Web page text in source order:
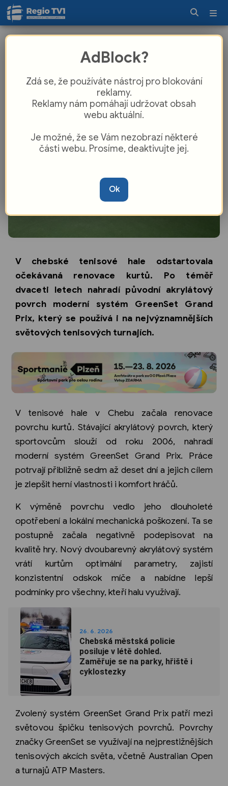
Kurty získají povrch využívaný na
V chebské tenisové hale odstartovala
očekávaná renovace kurtů. Po téměř
dvaceti letech nahradí původní akrylátový
povrch moderní systém GreenSet Grand
Prix, který se používá i na nejvýznamnějších
světových tenisových turnajích.
V tenisové hale v Chebu začala renovace
povrchu kurtů. Stávající akrylátový povrch, který
sportovcům slouží od roku 2006, nahradí
moderní systém GreenSet Grand Prix. Práce
potrvají přibližně sedm až deset dní a jejich cílem
je zlepšit herní vlastnosti i komfort hráčů.
K výměně povrchu vedlo jeho dlouholeté
opotřebení a lokální mechanická poškození. Ta se
postupně začala negativně podepisovat na
kvalitě hry. Nový dvoubarevný akrylátový systém
vrátí kurtům optimální parametry, zajistí
konzistentní odskok míče a nabídne lepší
podmínky pro všechny, kteří halu využívají.
26. 6. 2026
Chebská městská policie
posiluje v létě dohled.
Zaměřuje se na parky, hřiště i
cyklostezky
Zvolený systém GreenSet Grand Prix patří mezi
světovou špičku tenisových povrchů. Povrchy
značky GreenSet se využívají na nejprestižnějších
tenisových akcích světa, včetně Australian Open
a turnajů ATP Masters.
AdBlock?
Zdá se, že používáte nástroj pro blokování
reklamy.
Reklamy nám pomáhají udržovat obsah
webu aktuální.
Je možné, že se Vám nezobrazí některé
části webu. Prosíme, deaktivujte jej.
Ok